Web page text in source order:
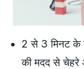
2 से 3 मिनट के
की मदद से चेहरे